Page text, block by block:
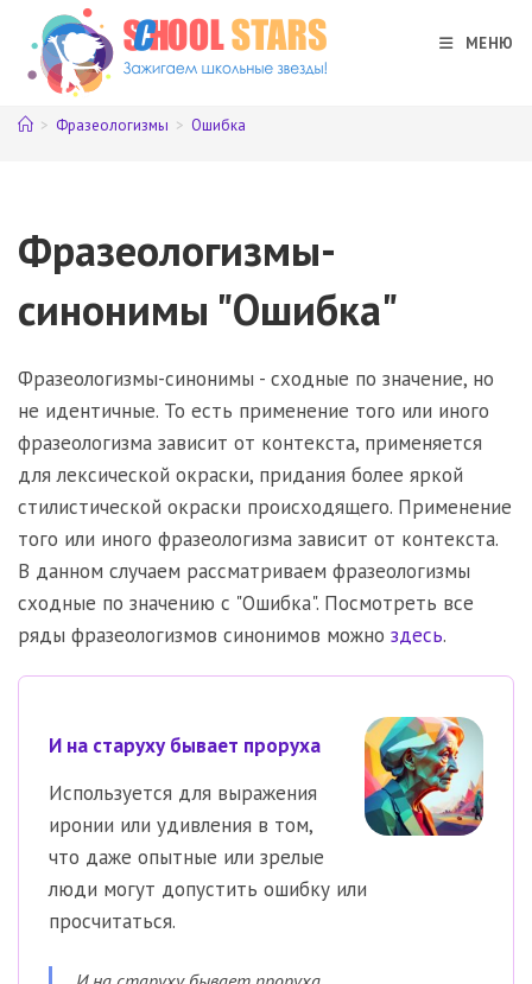
Перейти
содержимому
МЕНЮ
> Фразеологизмы > Ошибка
Фразеологизмы-
синонимы "Ошибка"
Фразеологизмы-синонимы - сходные по значение, но
не идентичные. То есть применение того или иного
фразеологизма зависит от контекста, применяется
для лексической окраски, придания более яркой
стилистической окраски происходящего. Применение
того или иного фразеологизма зависит от контекста.
В данном случаем рассматриваем фразеологизмы
сходные по значению с "Ошибка". Посмотреть все
ряды фразеологизмов синонимов можно здесь.
И на старуху бывает проруха
Используется для выражения
иронии или удивления в том,
что даже опытные или зрелые
люди могут допустить ошибку или
просчитаться.